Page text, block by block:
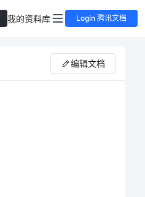
我的资料库 Login 腾讯文档
编辑文档